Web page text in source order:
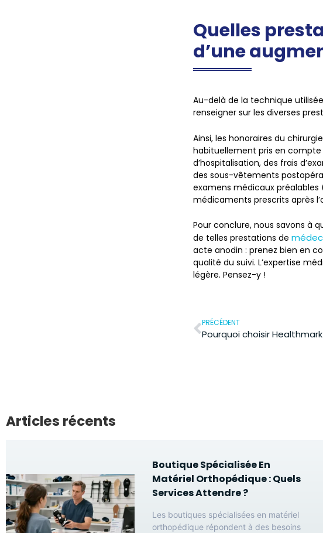
Quelles
d’une
Au-delà de la technique
renseigner sur les diverses
Ainsi, les honoraires du
habituellement pris en compte
d’hospitalisation, des frais
des sous-vêtements
examens médicaux préalables
médicaments prescrits après
Pour conclure, nous savons à
de telles prestations de
acte anodin : prenez bien en
qualité du suivi. L’expertise
légère. Pensez-y !
PRÉCÉDENT
Articles récents
Boutique Spécialisée En
Matériel Orthopédique : Quels
Services Attendre ?
Les boutiques spécialisées en matériel
orthopédique répondent à des besoins